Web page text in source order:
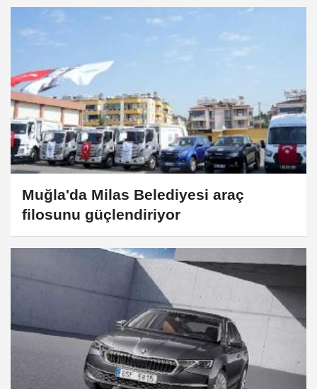
Muğla'da Milas Belediyesi araç
filosunu güçlendiriyor